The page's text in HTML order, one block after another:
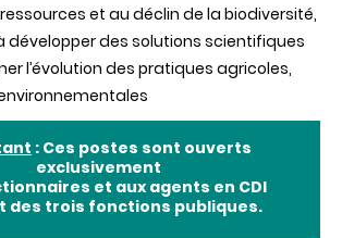
et au déclin de la biodiversité,
à développer des solutions scientifiques
l’évolution des pratiques agricoles,
: Ces postes sont ouverts
exclusivement
et aux agents en CDI
des trois fonctions publiques.